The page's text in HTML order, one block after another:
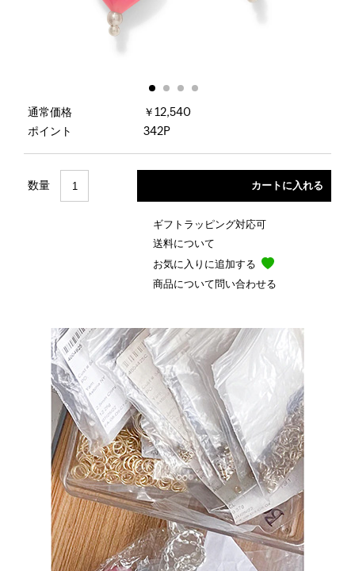
通常価格
￥12,540
ポイント
342P
数量
ギフトラッピング対応可
送料について
お気に入りに追加する
商品について問い合わせる